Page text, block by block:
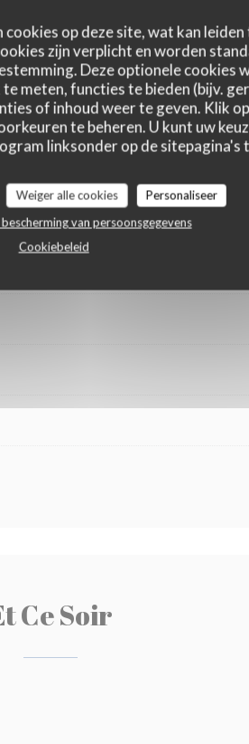
op deze site, wat kan
zijn verplicht en worden
Deze optionele cookies
meten, functies te bieden (bijv.
of inhoud weer te geven. Klik
te beheren. U kunt uw
linksonder op de sitepagina's
Weiger alle cookies
Personaliseer
van persoonsgegevens
Cookiebeleid
Ce Soir